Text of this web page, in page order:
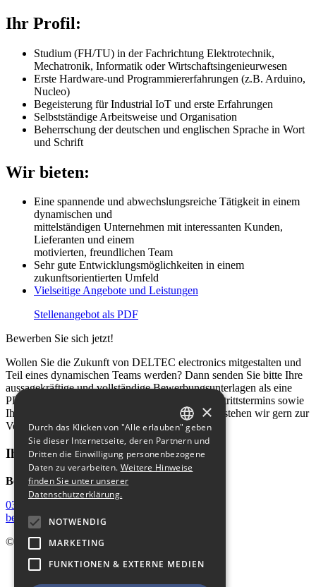
Ihr Profil:
Studium (FH/TU) in der Fachrichtung Elektrotechnik,
Mechatronik, Informatik oderWirtschaftsingenieurwesen
Erste Hardware-und Programmiererfahrungen (z.B. Arduino,
Nucleo)
Begeisterung fürIndustrial IoT und erste Erfahrungen
Selbstständige Arbeitsweise und Organisation
Beherrschung der deutschen und englischen Sprache in Wort
und Schrift
Wir bieten:
Eine spannende und abwechslungsreiche Tätigkeit in einem
dynamischen und
mittelständigen Unternehmen mit interessanten Kunden,
Lieferanten und einem
motivierten, freundlichen Team
Sehr gute Entwicklungsmöglichkeiten in einem
zukunftsorientierten Umfeld
Vielseitige Angebote und Leistungen
Stellenangebot als PDF
Bewerben Sie sich jetzt!
Wollen Sie die Zukunft von DELTEC electronics mitgestalten und
Teil eines dynamischen Teams werden? Dann senden Sie bitte Ihre
aussagekräftige und vollständige Bewerbungsunterlagen als eine
PDF und mit Angabe Ihres frühestmöglichen Eintrittstermins sowie
Ihrer Gehaltsvorstellung an uns. Für Rückfragen stehen wir gern zur
Verfügung.
Ihr Kontakt
Bewerbung
0351 / 430 39 - 30
bewerbung@deltec.de
© DELTEC electronics 2026
Start
GERMAN
ENGLISH
×
Durch das Klicken von "Alle erlauben" geben
Sie dieser Internetseite, deren Partnern und
Dritten die Einwilligung personenbezogene
Daten zu verarbeiten. Weitere Hinweise
finden Sie unter unserer
Datenschutzerklärung.
NOTWENDIG
MARKETING
FUNKTIONEN & EXTERNE MEDIEN